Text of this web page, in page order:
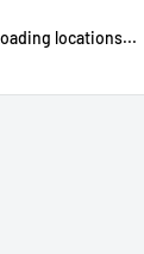
locations...